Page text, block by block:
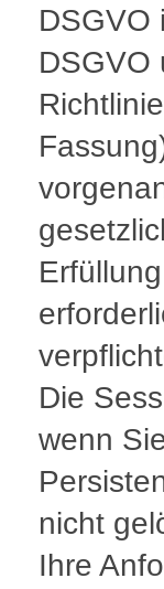
DSGVO
DSGVO
Die
wenn
nicht
Ihre